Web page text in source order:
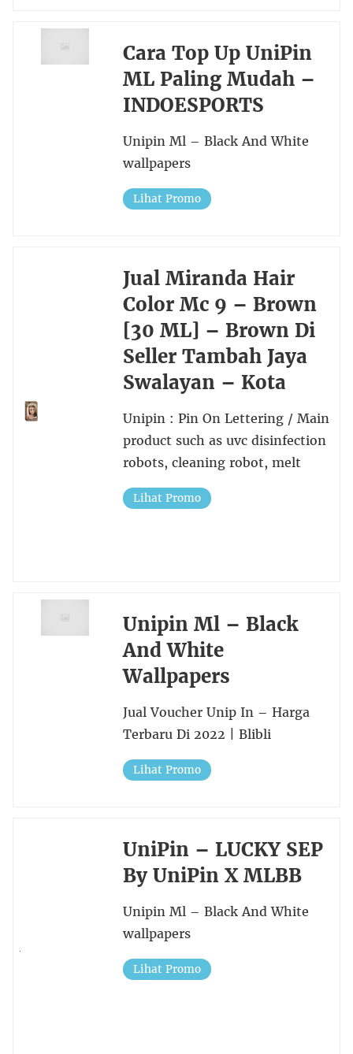
Cara Top Up UniPin
ML Paling Mudah –
INDOESPORTS
Unipin Ml – Black And White
wallpapers
Lihat Promo
Jual Miranda Hair
Color Mc 9 – Brown
[30 ML] – Brown Di
Seller Tambah Jaya
Swalayan – Kota
Unipin : Pin On Lettering / Main
product such as uvc disinfection
robots, cleaning robot, melt
Lihat Promo
Unipin Ml – Black
And White
Wallpapers
Jual Voucher Unip In – Harga
Terbaru Di 2022 | Blibli
Lihat Promo
UniPin – LUCKY SEP
By UniPin X MLBB
Unipin Ml – Black And White
wallpapers
Lihat Promo